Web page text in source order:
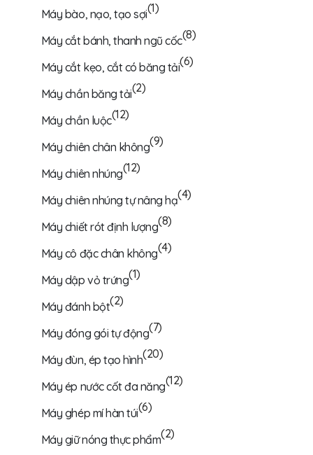
Máy bào, nạo, tạo sợi(1)
Máy cắt bánh, thanh ngũ cốc(8)
Máy cắt kẹo, cắt có băng tải(6)
Máy chần băng tải(2)
Máy chần luộc(12)
Máy chiên chân không(9)
Máy chiên nhúng(12)
Máy chiên nhúng tự nâng hạ(4)
Máy chiết rót định lượng(8)
Máy cô đặc chân không(4)
Máy dập vỏ trứng(1)
Máy đánh bột(2)
Máy đóng gói tự động(7)
Máy đùn, ép tạo hình(20)
Máy ép nước cốt đa năng(12)
Máy ghép mí hàn túi(6)
Máy giữ nóng thực phẩm(2)